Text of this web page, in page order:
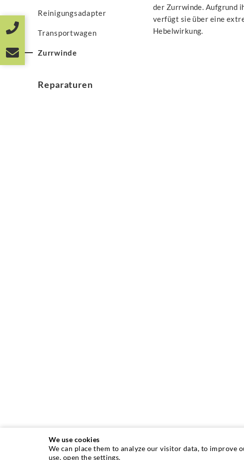
Reinigungsadapter
Transportwagen
Zurrwinde
Reparaturen
der Zurrwinde. Aufgrund
verfügt sie über eine
Hebelwirkung.
We use cookies
We can place them to analyze our visitor data, to improve
use, open the settings.